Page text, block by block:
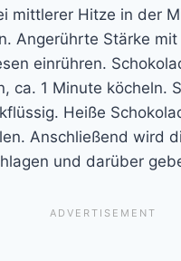
mittlerer Hitze in der
Angerührte Stärke mit
einrühren.
ca. 1 Minute köcheln.
Heiße
Anschließend wird
und darüber